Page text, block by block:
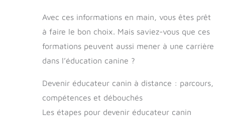
Avec ces informations en main, vous êtes prêt
à faire le bon choix. Mais saviez-vous que ces
formations peuvent aussi mener à une carrière
dans l’éducation canine ?
Devenir éducateur canin à distance : parcours,
compétences et débouchés
Les étapes pour devenir éducateur canin